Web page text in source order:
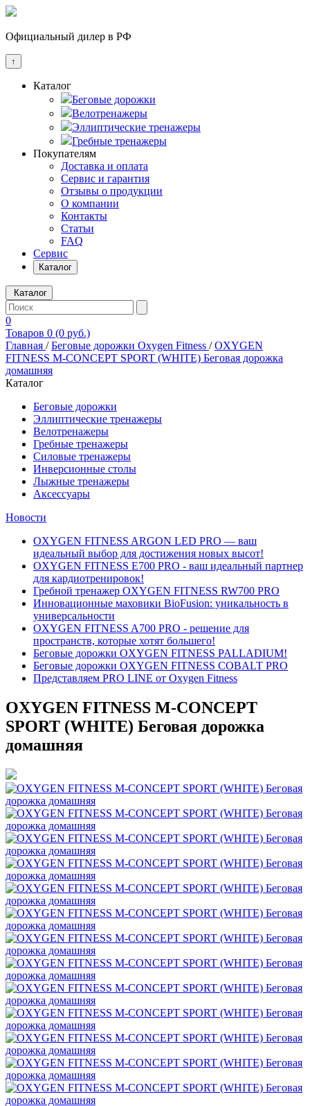
Официальный дилер в РФ
↑
Каталог
Беговые дорожки
Велотренажеры
Эллиптические тренажеры
Гребные тренажеры
Покупателям
Доставка и оплата
Сервис и гарантия
Отзывы о продукции
О компании
Контакты
Статьи
FAQ
Сервис
Каталог
Каталог
0
Товаров 0 (0 руб.)
Главная /Беговые дорожки Oxygen Fitness /OXYGEN
FITNESS M-CONCEPT SPORT (WHITE) Беговая дорожка
домашняя
Каталог
Беговые дорожки
Эллиптические тренажеры
Велотренажеры
Гребные тренажеры
Силовые тренажеры
Инверсионные столы
Лыжные тренажеры
Аксессуары
Новости
OXYGEN FITNESS ARGON LED PRO — ваш
идеальный выбор для достижения новых высот!
OXYGEN FITNESS E700 PRO - ваш идеальный партнер
для кардиотренировок!
Гребной тренажер OXYGEN FITNESS RW700 PRO
Инновационные маховики BioFusion: уникальность в
универсальности
OXYGEN FITNESS A700 PRO - решение для
пространств, которые хотят большего!
Беговые дорожки OXYGEN FITNESS PALLADIUM!
Беговые дорожки OXYGEN FITNESS COBALT PRO
Представляем PRO LINE от Oxygen Fitness
OXYGEN FITNESS M-CONCEPT
SPORT (WHITE) Беговая дорожка
домашняя